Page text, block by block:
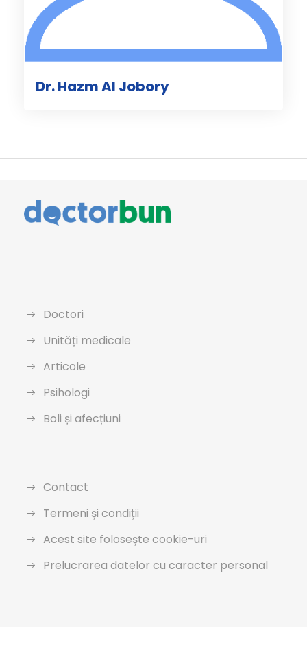
Dr. Hazm Al Jobory
Doctori
Unități medicale
Articole
Psihologi
Boli și afecțiuni
Contact
Termeni și condiții
Acest site folosește cookie-uri
Prelucrarea datelor cu caracter personal